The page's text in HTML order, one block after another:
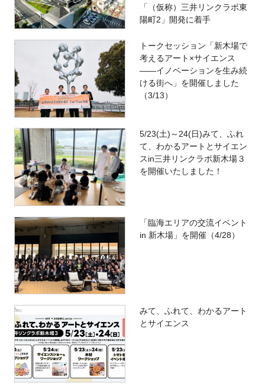
「（仮称）三井リンクラボ東
陽町2」開発に着手
トークセッション「新木場で
考えるアート×サイエンス
――イノベーションを生み続
ける街へ」を開催しました
（3/13）
5/23(土)～24(日)みて、ふれ
て、わかるアートとサイエン
スin三井リンクラボ新木場３
を開催いたしました！
「臨海エリアの交流イベント
in 新木場」を開催（4/28）
みて、ふれて、わかるアート
とサイエンス